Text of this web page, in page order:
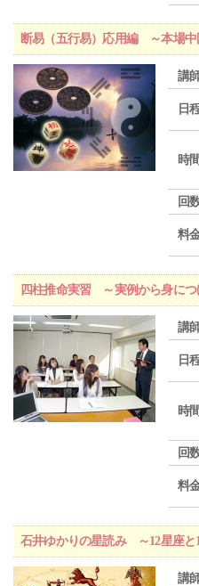
断易（五行易）応用編 ～本場中
講
日
時間
回
料
四柱推命実習 ～実例から身に
講
日
時間
回
料
石井ゆかりの星読み ～12星座と
講